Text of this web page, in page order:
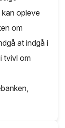
opleve
om
at indgå i
tvivl om